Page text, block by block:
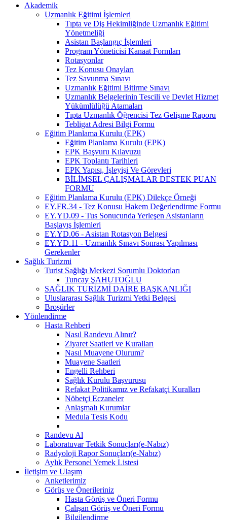
Akademik
Uzmanlık Eğitimi İşlemleri
Tıpta ve Diş Hekimliğinde Uzmanlık Eğitimi
Yönetmeliği
Asistan Başlangıç İşlemleri
Program Yöneticisi Kanaat Formları
Rotasyonlar
Tez Konusu Onayları
Tez Savunma Sınavı
Uzmanlık Eğitimi Bitirme Sınavı
Uzmanlık Belgelerinin Tescili ve Devlet Hizmet
Yükümlülüğü Atamaları
Tıpta Uzmanlık Öğrencisi Tez Gelişme Raporu
Tebligat Adresi Bilgi Formu
Eğitim Planlama Kurulu (EPK)
Eğitim Planlama Kurulu (EPK)
EPK Başvuru Kılavuzu
EPK Toplantı Tarihleri
EPK Yapısı, İşleyişi Ve Görevleri
BİLİMSEL ÇALIŞMALAR DESTEK PUAN
FORMU
Eğitim Planlama Kurulu (EPK) Dilekçe Örneği
EY.FR.34 - Tez Konusu Hakem Değerlendirme Formu
EY.YD.09 - Tus Sonucunda Yerleşen Asistanların
Başlayış İşlemleri
EY.YD.06 - Asistan Rotasyon Belgesi
EY.YD.11 - Uzmanlık Sınavı Sonrası Yapılması
Gerekenler
Sağlık Turizmi
Turist Sağlığı Merkezi Sorumlu Doktorları
Tuncay ŞAHUTOĞLU
SAĞLIK TURİZMİ DAİRE BAŞKANLIĞI
Uluslararası Sağlık Turizmi Yetki Belgesi
Broşürler
Yönlendirme
Hasta Rehberi
Nasıl Randevu Alınır?
Ziyaret Saatleri ve Kuralları
Nasıl Muayene Olurum?
Muayene Saatleri
Engelli Rehberi
Sağlık Kurulu Başvurusu
Refakat Politikamız ve Refakatçi Kuralları
Nöbetçi Eczaneler
Anlaşmalı Kurumlar
Medula Tesis Kodu
Randevu Al
Laboratuvar Tetkik Sonuçları(e-Nabız)
Radyoloji Rapor Sonuçları(e-Nabız)
Aylık Personel Yemek Listesi
İletişim ve Ulaşım
Anketlerimiz
Görüş ve Önerileriniz
Hasta Görüş ve Öneri Formu
Çalışan Görüş ve Öneri Formu
Bilgilendirme